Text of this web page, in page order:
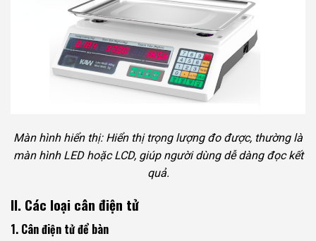
Màn hình hiển thị: Hiển thị trọng lượng đo được, thường là
màn hình LED hoặc LCD, giúp người dùng dễ dàng đọc kết
quả.
II. Các loại cân điện tử
1. Cân điện tử để bàn